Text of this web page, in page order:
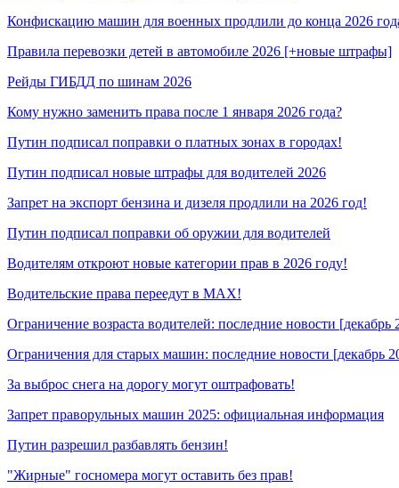
Конфискацию машин для военных продлили до конца 2026
Правила перевозки детей в автомобиле 2026 [+новые штрафы]
Рейды ГИБДД по шинам 2026
Кому нужно заменить права после 1 января 2026 года?
Путин подписал поправки о платных зонах в городах!
Путин подписал новые штрафы для водителей 2026
Запрет на экспорт бензина и дизеля продлили на 2026 год!
Путин подписал поправки об оружии для водителей
Водителям откроют новые категории прав в 2026 году!
Водительские права переедут в MAX!
Ограничение возраста водителей: последние новости [декабрь
Ограничения для старых машин: последние новости [декабрь
За выброс снега на дорогу могут оштрафовать!
Запрет праворульных машин 2025: официальная информация
Путин разрешил разбавлять бензин!
"Жирные" госномера могут оставить без прав!